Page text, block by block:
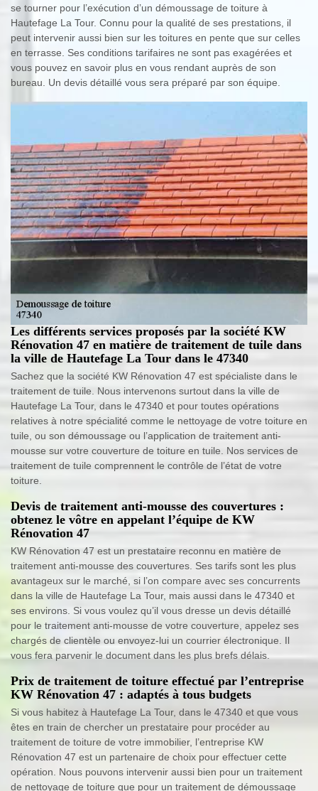
se tourner pour l’exécution d’un démoussage de toiture à
Hautefage La Tour. Connu pour la qualité de ses prestations, il
peut intervenir aussi bien sur les toitures en pente que sur celles
en terrasse. Ses conditions tarifaires ne sont pas exagérées et
vous pouvez en savoir plus en vous rendant auprès de son
bureau. Un devis détaillé vous sera préparé par son équipe.
Les différents services proposés par la société KW
Rénovation 47 en matière de traitement de tuile dans
la ville de Hautefage La Tour dans le 47340
Sachez que la société KW Rénovation 47 est spécialiste dans le
traitement de tuile. Nous intervenons surtout dans la ville de
Hautefage La Tour, dans le 47340 et pour toutes opérations
relatives à notre spécialité comme le nettoyage de votre toiture en
tuile, ou son démoussage ou l’application de traitement anti-
mousse sur votre couverture de toiture en tuile. Nos services de
traitement de tuile comprennent le contrôle de l’état de votre
toiture.
Devis de traitement anti-mousse des couvertures :
obtenez le vôtre en appelant l’équipe de KW
Rénovation 47
KW Rénovation 47 est un prestataire reconnu en matière de
traitement anti-mousse des couvertures. Ses tarifs sont les plus
avantageux sur le marché, si l’on compare avec ses concurrents
dans la ville de Hautefage La Tour, mais aussi dans le 47340 et
ses environs. Si vous voulez qu’il vous dresse un devis détaillé
pour le traitement anti-mousse de votre couverture, appelez ses
chargés de clientèle ou envoyez-lui un courrier électronique. Il
vous fera parvenir le document dans les plus brefs délais.
Prix de traitement de toiture effectué par l’entreprise
KW Rénovation 47 : adaptés à tous budgets
Si vous habitez à Hautefage La Tour, dans le 47340 et que vous
êtes en train de chercher un prestataire pour procéder au
traitement de toiture de votre immobilier, l’entreprise KW
Rénovation 47 est un partenaire de choix pour effectuer cette
opération. Nous pouvons intervenir aussi bien pour un traitement
de nettoyage de toiture que pour un traitement de démoussage